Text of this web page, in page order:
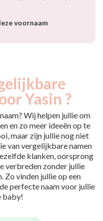
voornaam
Yasin ?
Wij helpen jullie om
en zo meer ideeën op te
maar zijn jullie nog niet
van vergelijkbare namen
klanken, oorsprong
verbreden zonder jullie
Zo vinden jullie op een
perfecte naam voor jullie
baby!